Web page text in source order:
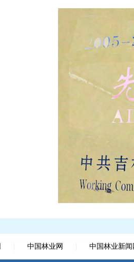
中国林业网 中国林业新闻